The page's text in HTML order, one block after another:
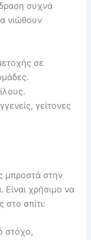
συχνά
νιώθουν
σε
γείτονες
μπροστά στην
χρήσιμο να
στο σπίτι:
στόχο,